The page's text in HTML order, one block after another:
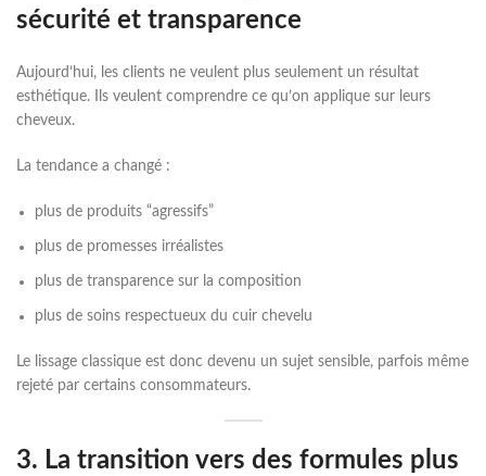
sécurité et transparence
Aujourd’hui, les clients ne veulent plus seulement un résultat
esthétique. Ils veulent comprendre ce qu’on applique sur leurs
cheveux.
La tendance a changé :
plus de produits “agressifs”
plus de promesses irréalistes
plus de transparence sur la composition
plus de soins respectueux du cuir chevelu
Le lissage classique est donc devenu un sujet sensible, parfois même
rejeté par certains consommateurs.
3. La transition vers des formules plus